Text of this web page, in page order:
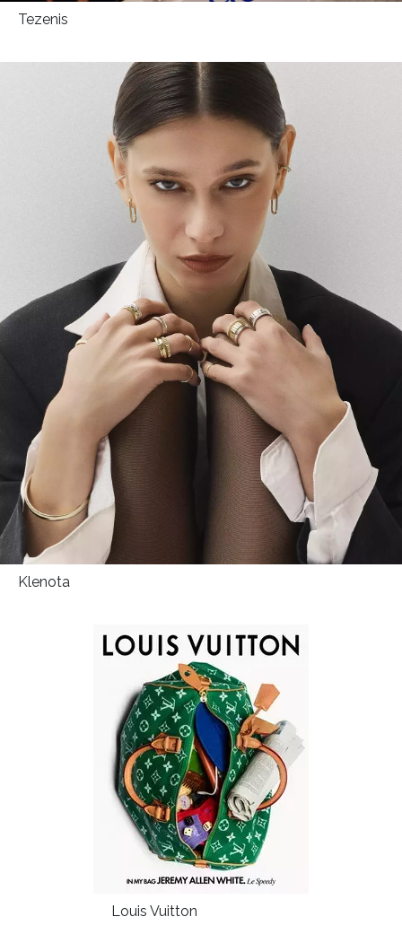
Tezenis
Klenota
Louis Vuitton